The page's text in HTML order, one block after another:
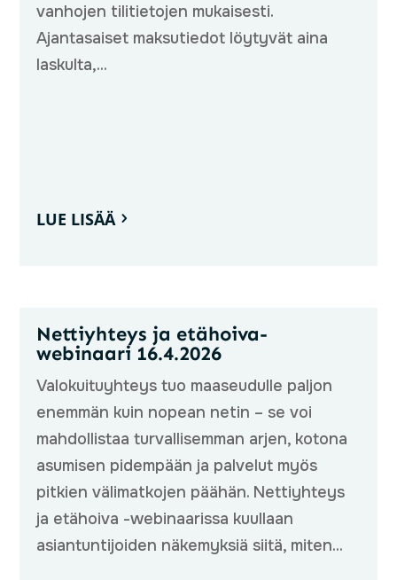
vanhojen tilitietojen mukaisesti.
Ajantasaiset maksutiedot löytyvät aina
laskulta,...
LUE LISÄÄ
Nettiyhteys ja etähoiva-
webinaari 16.4.2026
Valokuituyhteys tuo maaseudulle paljon
enemmän kuin nopean netin – se voi
mahdollistaa turvallisemman arjen, kotona
asumisen pidempään ja palvelut myös
pitkien välimatkojen päähän. Nettiyhteys
ja etähoiva -webinaarissa kuullaan
asiantuntijoiden näkemyksiä siitä, miten...